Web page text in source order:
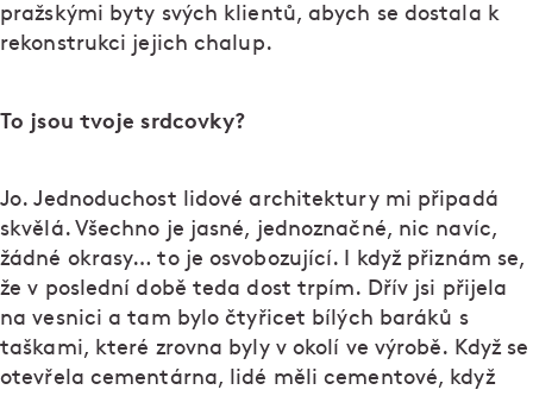
pražskými byty svých klientů, abych se dostala k
rekonstrukci jejich chalup.
To jsou tvoje srdcovky?
Jo. Jednoduchost lidové architektury mi připadá
skvělá. Všechno je jasné, jednoznačné, nic navíc,
žádné okrasy… to je osvobozující. I když přiznám se,
že v poslední době teda dost trpím. Dřív jsi přijela
na vesnici a tam bylo čtyřicet bílých baráků s
taškami, které zrovna byly v okolí ve výrobě. Když se
otevřela cementárna, lidé měli cementové, když